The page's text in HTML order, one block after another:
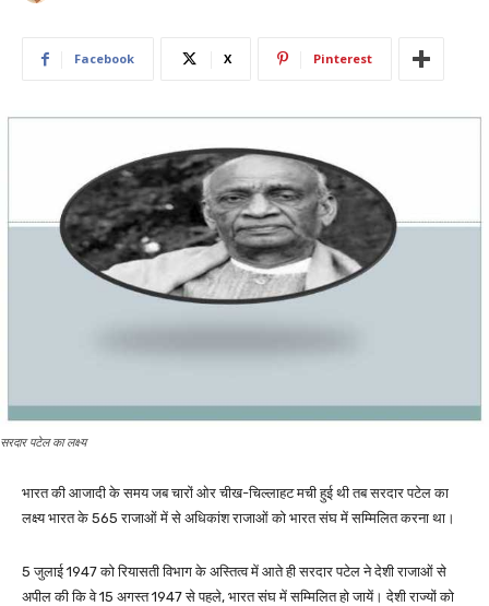
Facebook X Pinterest
सरदार पटेल का लक्ष्य
भारत की आजादी के समय जब चारों ओर चीख-चिल्लाहट मची हुई थी तब सरदार पटेल का
लक्ष्य भारत के 565 राजाओं में से अधिकांश राजाओं को भारत संघ में सम्मिलित करना था।
5 जुलाई 1947 को रियासती विभाग के अस्तित्व में आते ही सरदार पटेल ने देशी राजाओं से
अपील की कि वे 15 अगस्त 1947 से पहले, भारत संघ में सम्मिलित हो जायें। देशी राज्यों को